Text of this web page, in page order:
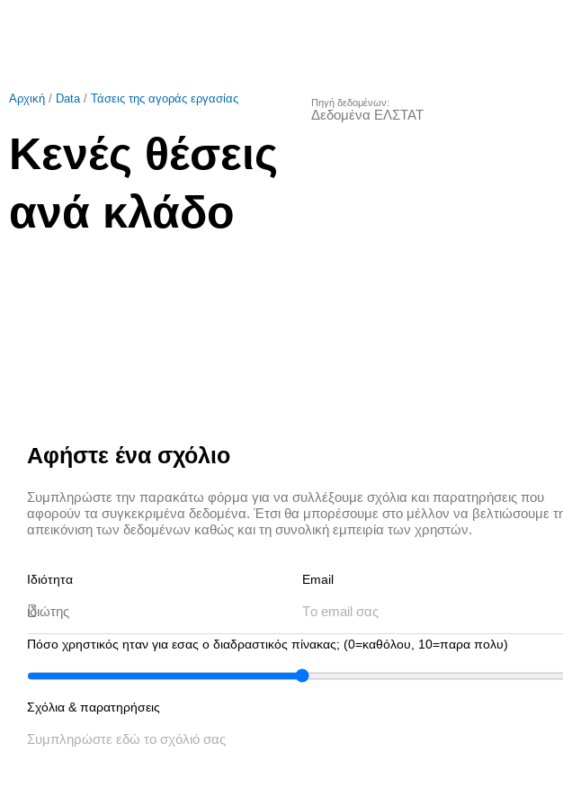
Αρχική / Data/ Τάσεις της αγοράς εργασίας
Κενές θέσεις
ανά κλάδο
Πηγή δεδομένων:
Δεδομένα ΕΛΣΤΑΤ
Αφήστε ένα σχόλιο
Συμπληρώστε την παρακάτω φόρμα για να συλλέξουμε σχόλια και παρατηρήσεις που
αφορούν τα συγκεκριμένα δεδομένα. Έτσι θα μπορέσουμε στο μέλλον να βελτιώσουμε
απεικόνιση των δεδομένων καθώς και τη συνολική εμπειρία των χρηστών.
Ιδιότητα Email
Πόσο χρηστικός ηταν για εσας ο διαδραστικός πίνακας; (0=καθόλου, 10=παρα πολυ)
Σχόλια & παρατηρήσεις